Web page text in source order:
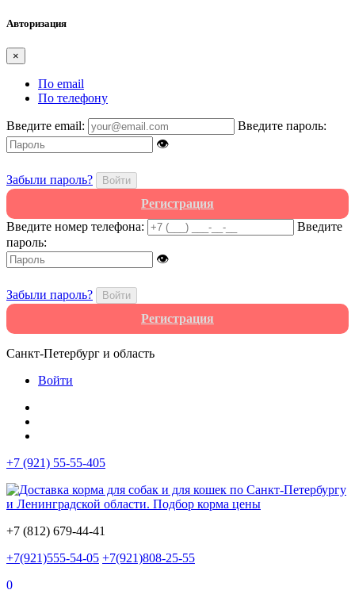
Авторизация
×
По email
По телефону
Введите email:
Введите пароль:
👁
Забыли пароль? Войти
Регистрация
Введите номер телефона:
Введите
пароль:
👁
Забыли пароль? Войти
Регистрация
Санкт-Петербург и область
Войти
+7 (921) 55-55-405
+7 (812) 679-44-41
+7(921)555-54-05 +7(921)808-25-55
0